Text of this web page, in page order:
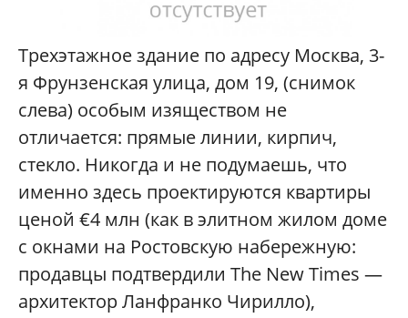
Трехэтажное здание по адресу Москва, 3-
я Фрунзенская улица, дом 19, (снимок
слева) особым изяществом не
отличается: прямые линии, кирпич,
стекло. Никогда и не подумаешь, что
именно здесь проектируются квартиры
ценой €4 млн (как в элитном жилом доме
с окнами на Ростовскую набережную:
продавцы подтвердили The New Times —
архитектор Ланфранко Чирилло),